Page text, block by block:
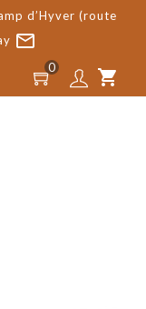
d’Hyver (route
mail_outline
0 shopping_cart